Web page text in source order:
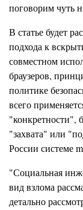
поговорим чуть
В статье будет
подхода к
совместном
браузеров,
политике
всего
"конкретности",
"захвата" или
России системе
"Социальная
вид взлома
детально